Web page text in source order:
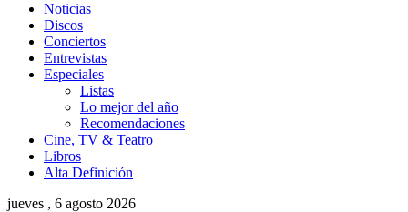
Noticias
Discos
Conciertos
Entrevistas
Especiales
Listas
Lo mejor del año
Recomendaciones
Cine, TV & Teatro
Libros
Alta Definición
jueves , 6 agosto 2026